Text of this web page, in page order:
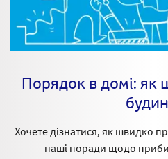
Порядок в домі: як
Хочете дізнатися, як швидко
наші поради щодо